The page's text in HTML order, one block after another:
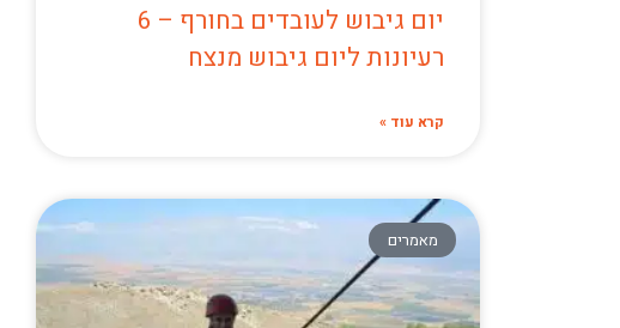
יום גיבוש לעובדים בחורף – 6
רעיונות ליום גיבוש מנצח
קרא עוד »
מאמרים